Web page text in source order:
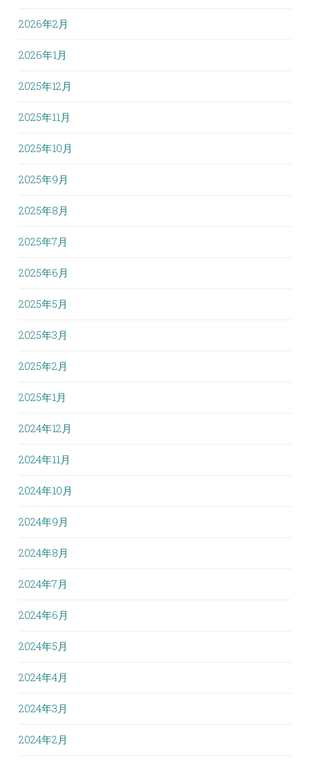
2026年2月
2026年1月
2025年12月
2025年11月
2025年10月
2025年9月
2025年8月
2025年7月
2025年6月
2025年5月
2025年3月
2025年2月
2025年1月
2024年12月
2024年11月
2024年10月
2024年9月
2024年8月
2024年7月
2024年6月
2024年5月
2024年4月
2024年3月
2024年2月